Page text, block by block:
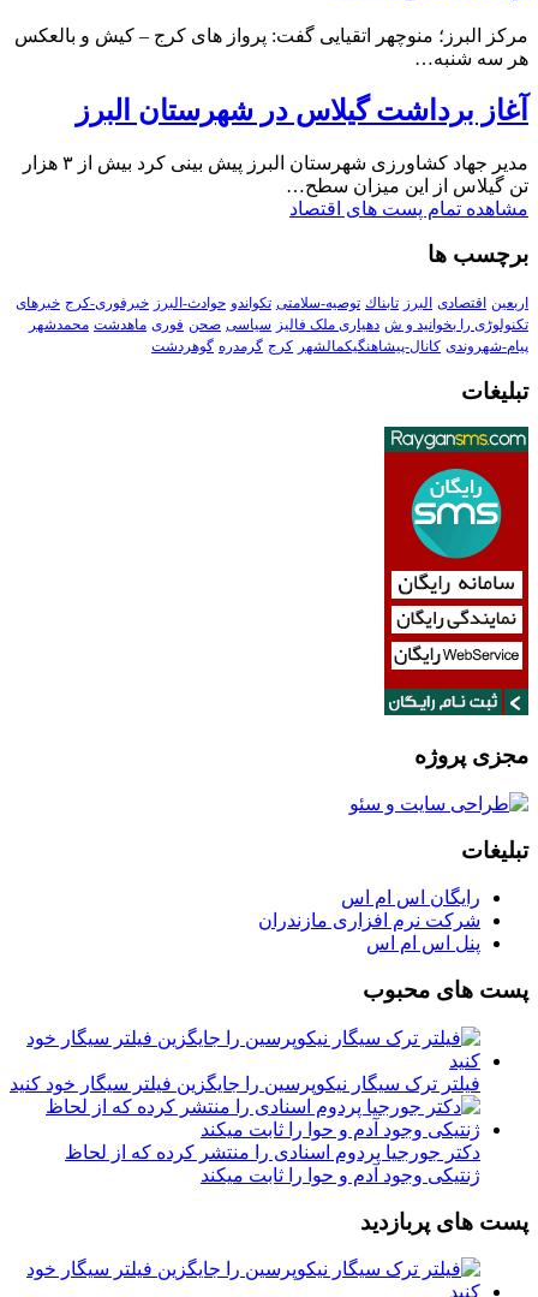
مرکز البرز؛ منوچهر اتقیایی گفت: پرواز های کرج – کیش و بالعکس
هر سه شنبه…
آغاز برداشت گیلاس در شهرستان البرز
مدیر جهاد کشاورزی شهرستان البرز پیش بینی کرد بیش از ۳ هزار
تن گیلاس از این میزان سطح…
مشاهده تمام پست های اقتصاد
برچسب ها
اربعین اقتصادی البرز تابناك توصیه-سلامتی تکواندو حوادث-البرز خبرفوری-کرج خبرهای
تکنولوڑی را بخوانید و ش دهیاری ملک فالیز سیاسی صحن فوری ماهدشت محمدشهر
پیام-شهروندی کانال-پیشاهنگیکمالشهر کرج گرمدره گوهردشت
تبلیغات
مجزی پروژه
تبلیغات
رایگان اس ام اس
شرکت نرم افزاری مازندران
پنل اس ام اس
پست های محبوب
فیلتر ترک سیگار نیکوپرسین را جایگزین فیلتر سیگار خود کنید
دکتر جورجیا پردوم اسنادی را منتشر کرده که از لحاظ
ژنتیکی وجود آدم و حوا را ثابت میکند
پست های پربازدید